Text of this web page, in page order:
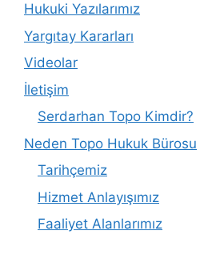
Hukuki Yazılarımız
Yargıtay Kararları
Videolar
İletişim
Serdarhan Topo Kimdir?
Neden Topo Hukuk Bürosu
Tarihçemiz
Hizmet Anlayışımız
Faaliyet Alanlarımız